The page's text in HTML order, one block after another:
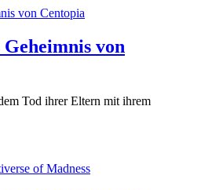
von
Tod ihrer Eltern mit ihrem